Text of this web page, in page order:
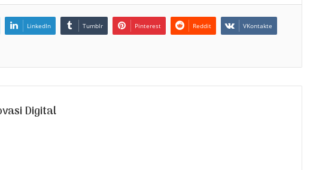
LinkedIn Tumblr Pinterest Reddit VKontakte
Digital